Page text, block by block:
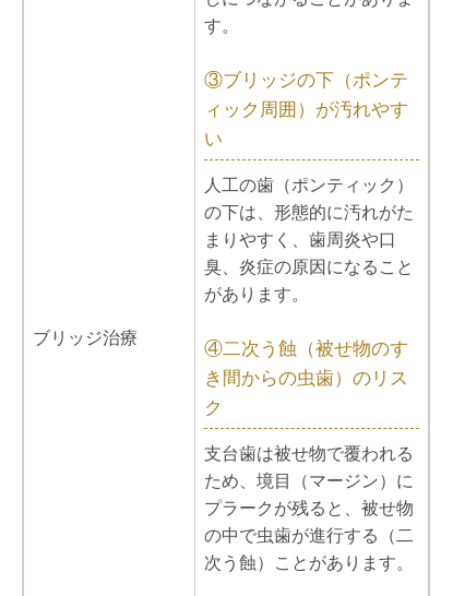
ブリッジ治療
す。
③ブリッジの下（ポンテ
ィック周囲）が汚れやす
い
人工の歯（ポンティック）
の下は、形態的に汚れがた
まりやすく、歯周炎や口
臭、炎症の原因になること
があります。
④二次う蝕（被せ物のす
き間からの虫歯）のリス
ク
支台歯は被せ物で覆われる
ため、境目（マージン）に
プラークが残ると、被せ物
の中で虫歯が進行する（二
次う蝕）ことがあります。